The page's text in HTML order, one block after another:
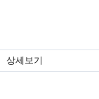
상세보기